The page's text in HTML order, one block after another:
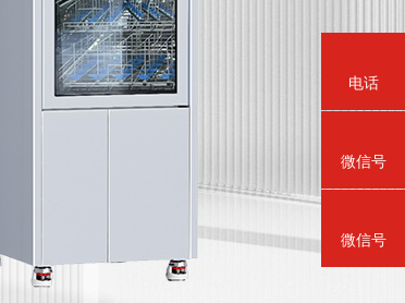
电话
微信号
微信号